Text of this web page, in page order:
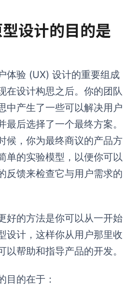
设计的目的是
体验 (UX) 设计的重要组成
在设计构思之后。你的团队
中产生了一些可以解决用户
最后选择了一个最终方案。
候，你为最终商议的产品方
单的实验模型，以便你可以
反馈来检查它与用户需求的
好的方法是你可以从一开始
设计，这样你从用户那里收
以帮助和指导产品的开发。
目的在于：